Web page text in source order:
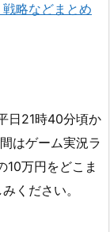
略などまとめ
日21時40分頃か
はゲーム実況ラ
10万円をどこま
ください。